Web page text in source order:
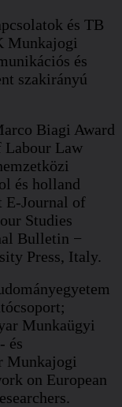
és TB
Munkajogi
és
szakirányú
Biagi Award
Labour Law
és holland
E-Journal of
Studies
Bulletin −
Press, Italy.
Munkaügyi
és
Munkajogi
on European